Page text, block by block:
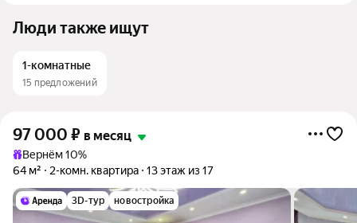
Люди также ищут
1-комнатные
15 предложений
97 000 ₽ в месяц
Вернём 10%
64 м²
2-комн. квартира 13 этаж из 17
3D-тур новостройка